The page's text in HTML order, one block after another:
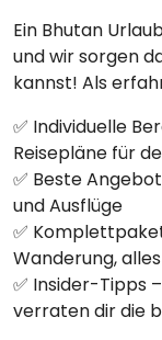
Ein Bhutan
und wir sorgen
kannst! Als
✅ Individuelle
Reisepläne für
✅ Beste
und Ausflüge
✅
Wanderung,
✅ Insider-Tipps
verraten dir die